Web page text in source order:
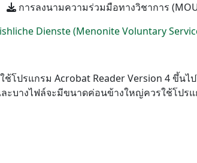
การลงนามความร่วมมือทางวิชาการ
Dienste (Menonite Voluntary
ช้โปรแกรม Acrobat Reader Version 4 ขึ้น
ะบางไฟล์จะมีขนาดค่อนข้างใหญ่ควรใช้โปร